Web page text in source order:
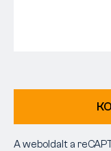
A weboldalt a